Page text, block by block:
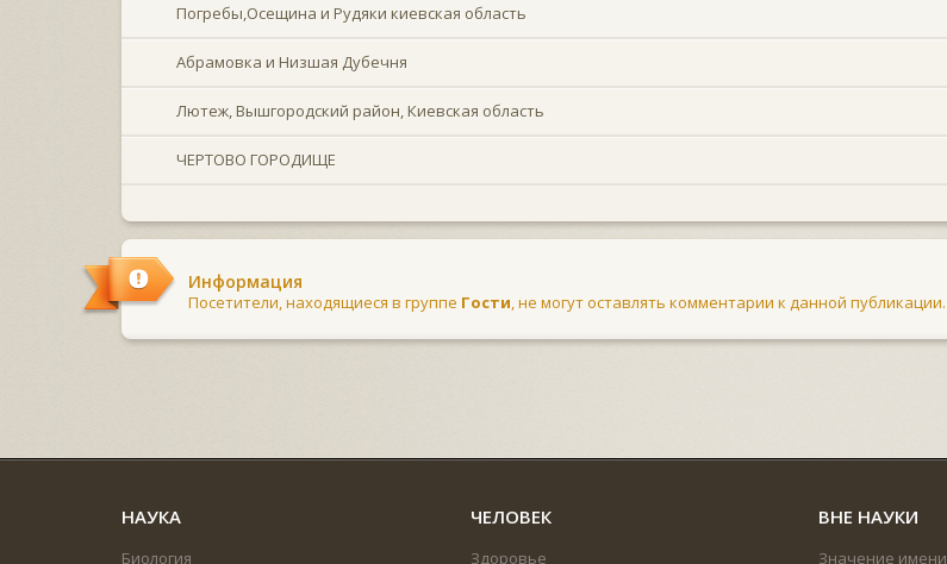
Погребы,Осещина и Рудяки киевская область
Абрамовка и Низшая Дубечня
Лютеж, Вышгородский район, Киевская область
ЧЕРТОВО ГОРОДИЩЕ
Информация
Посетители, находящиеся в группе Гости, не могут оставлять комментарии к данной публикации.
НАУКА
Биология
ЧЕЛОВЕК
Здоровье
ВНЕ НАУКИ
Значение имени